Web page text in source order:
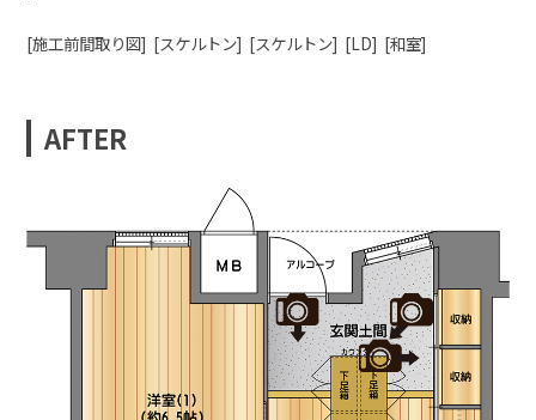
[施工前間取り図] [スケルトン] [スケルトン] [LD] [和室]
AFTER